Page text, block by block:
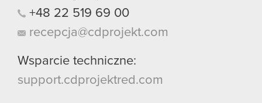
+48 22 519 69 00
recepcja@cdprojekt.com
Wsparcie techniczne:
support.cdprojektred.com